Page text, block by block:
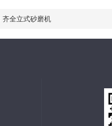
齐全立式砂磨机